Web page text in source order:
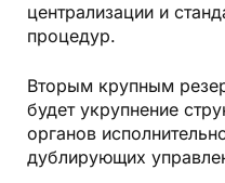
централизации и
процедур.
Вторым крупным
будет укрупнение
органов
дублирующих